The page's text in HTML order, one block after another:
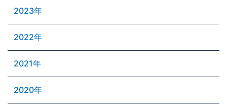
2023年
2022年
2021年
2020年